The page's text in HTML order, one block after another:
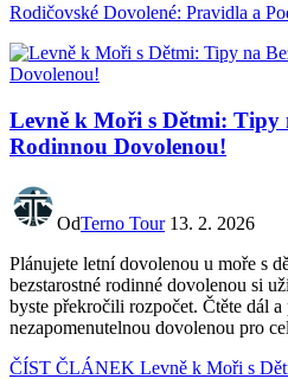
Rodičovské Dovolené: Pravidla a
Levně k Moři s Dětmi: Tipy
Rodinnou Dovolenou!
OdTerno Tour 13. 2. 2026
Plánujete letní dovolenou u moře s
bezstarostné rodinné dovolenou si
byste překročili rozpočet. Čtěte dál
nezapomenutelnou dovolenou pro
ČÍST ČLÁNEK Levně k Moři s